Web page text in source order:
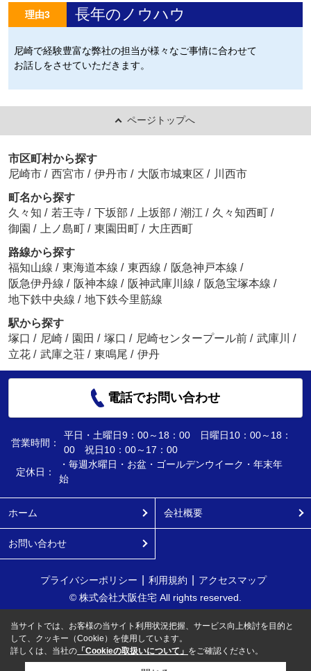
理由3 長年のノウハウ
尼崎で経験豊富な弊社の担当が様々なご事情に合わせて
お話しをさせていただきます。
ページトップへ
市区町村から探す
尼崎市 / 西宮市 / 伊丹市 / 大阪市城東区 / 川西市
町名から探す
久々知 / 若王寺 / 下坂部 / 上坂部 / 潮江 / 久々知西町 /
御園 / 上ノ島町 / 東園田町 / 大庄西町
路線から探す
福知山線 / 東海道本線 / 東西線 / 阪急神戸本線 /
阪急伊丹線 / 阪神本線 / 阪神武庫川線 / 阪急宝塚本線 /
地下鉄中央線 / 地下鉄今里筋線
駅から探す
塚口 / 尼崎 / 園田 / 塚口 / 尼崎センタープール前 / 武庫川
/
立花 / 武庫之荘 / 東鳴尾 / 伊丹
電話でお問い合わせ
営業時間：
平日・土曜日9：00～18：00 日曜日10：00～18：
00 祝日10：00～17：00
定休日：
・毎週水曜日・お盆・ゴールデンウイーク・年末年
始
ホーム 会社概要
お問い合わせ
プライバシーポリシー 利用規約
アクセスマップ
© 株式会社大阪住宅 All rights reserved.
当サイトでは、お客様の当サイト利用状況把握、サービス向上検討を目的と
して、クッキー（Cookie）を使用しています。
詳しくは、当社の 「Cookieの取扱いについて」 をご確認ください。